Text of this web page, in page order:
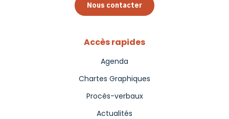
Nous contacter
Accès rapides
Agenda
Chartes Graphiques
Procès-verbaux
Actualités